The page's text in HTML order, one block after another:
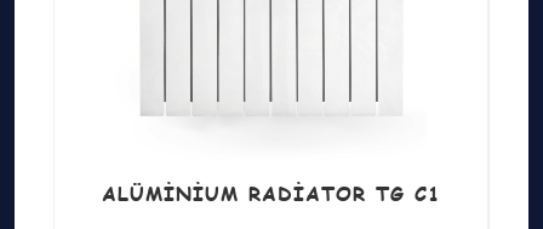
ALÜMINIUM RADIATOR TG C1